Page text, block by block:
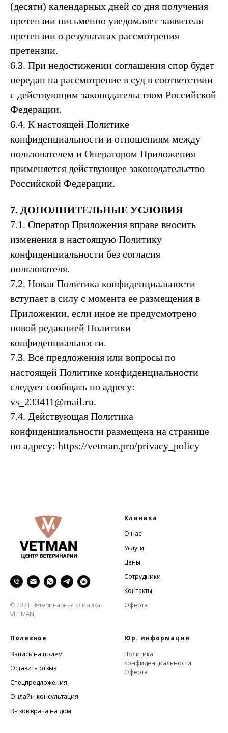
(десяти) календарных дней со дня получения
претензии письменно уведомляет заявителя
претензии о результатах рассмотрения
претензии.
6.3. При недостижении соглашения спор будет
передан на рассмотрение в суд в соответствии
с действующим законодательством Российской
Федерации.
6.4. К настоящей Политике
конфиденциальности и отношениям между
пользователем и Оператором Приложения
применяется действующее законодательство
Российской Федерации.
7. ДОПОЛНИТЕЛЬНЫЕ УСЛОВИЯ
7.1. Оператор Приложения вправе вносить
изменения в настоящую Политику
конфиденциальности без согласия
пользователя.
7.2. Новая Политика конфиденциальности
вступает в силу с момента ее размещения в
Приложении, если иное не предусмотрено
новой редакцией Политики
конфиденциальности.
7.3. Все предложения или вопросы по
настоящей Политике конфиденциальности
следует сообщать по адресу:
vs_233411@mail.ru.
7.4. Действующая Политика
конфиденциальности размещена на странице
по адресу: https://vetman.pro/privacy_policy
© 2021 Ветеринарная клиника
VETMAN
Клиника
О нас
Услуги
Цены
Сотрудники
Контакты
Оферта
Полезное
Запись на прием
Оставить отзыв
Спецпредложения
Онлайн-консультация
Вызов врача на дом
Юр. информация
Политика
конфиденциальности
Оферта